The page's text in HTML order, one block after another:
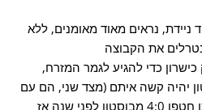
נראים מאוד מאומנים, ללא
את הקבוצה
כדי להגיע לגמר המזרח,
יהיה קשה איתם (מצד שני, הם עם
אותו סגל פחות או יותר שאיתו חטפו 4:0 מבוסטון לפני שנה אז